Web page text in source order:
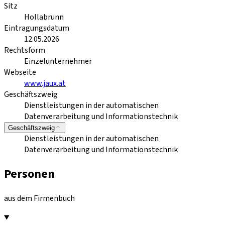
Sitz
Hollabrunn
Eintragungsdatum
12.05.2026
Rechtsform
Einzelunternehmer
Webseite
www.jaux.at
Geschäftszweig
Dienstleistungen in der automatischen
Datenverarbeitung und Informationstechnik
Geschäftszweig
Dienstleistungen in der automatischen
Datenverarbeitung und Informationstechnik
Personen
aus dem Firmenbuch